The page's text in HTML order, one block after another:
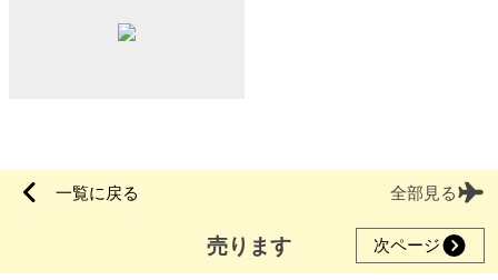
一覧に戻る 全部見る
売ります 次ページ